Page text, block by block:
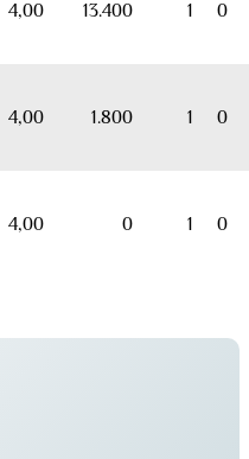
4,00 13.400 1 0
4,00 1.800 1 0
4,00 0 1 0